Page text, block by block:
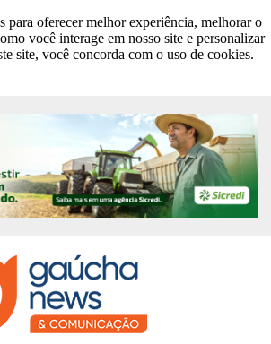
para oferecer melhor experiência, melhorar o
você interage em nosso site e personalizar
site, você concorda com o uso de cookies.